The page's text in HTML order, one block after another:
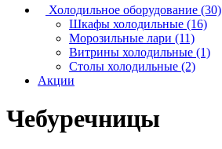
Холодильное оборудование (30)
Шкафы холодильные (16)
Морозильные лари (11)
Витрины холодильные (1)
Столы холодильные (2)
Акции
Чебуречницы